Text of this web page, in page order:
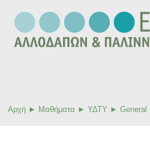
Αρχή ► Μαθήματα ► ΥΔΤΥ ► General